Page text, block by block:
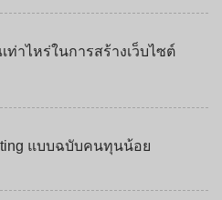
ท่าไหร่ในการสร้างเว็บไซต์
แบบฉบับคนทุนน้อย